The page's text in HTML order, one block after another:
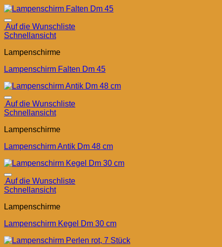
Auf die Wunschliste
Schnellansicht
Lampenschirme
Lampenschirm Falten Dm 45
Auf die Wunschliste
Schnellansicht
Lampenschirme
Lampenschirm Antik Dm 48 cm
Auf die Wunschliste
Schnellansicht
Lampenschirme
Lampenschirm Kegel Dm 30 cm